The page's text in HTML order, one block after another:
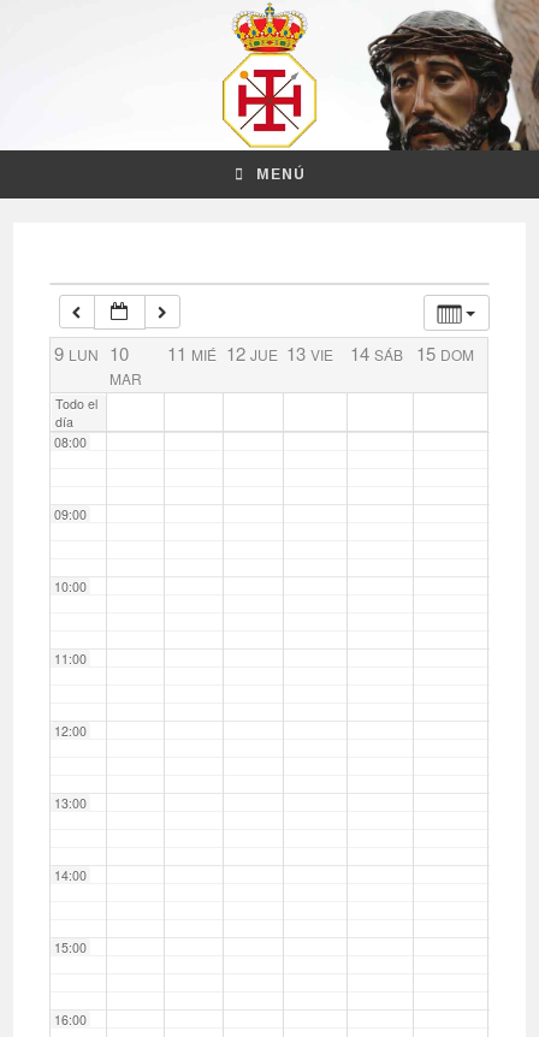
MENÚ
9 LUN 10
MAR
11 MIÉ 12 JUE 13 VIE 14 SÁB 15 DOM
Todo el
día
04:00
06:00
08:00
09:00
10:00
11:00
12:00
13:00
14:00
15:00
16:00